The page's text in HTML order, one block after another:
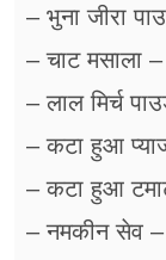
– भुना जीरा
– चाट मसाला
– लाल मिर्च
– कटा हुआ
– कटा हुआ
– नमकीन सेव